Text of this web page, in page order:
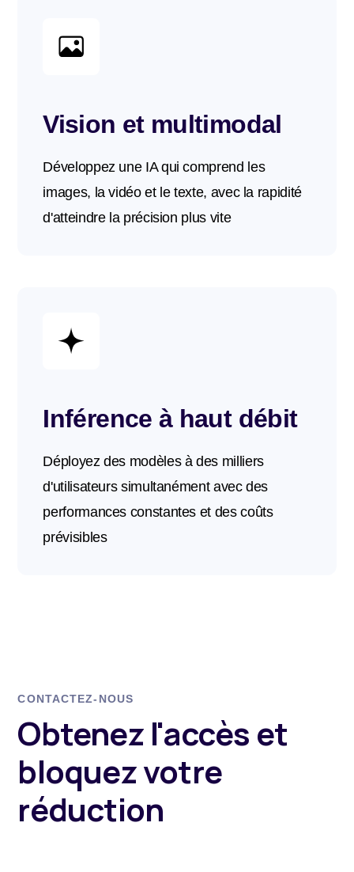
Vision et multimodal
Développez une IA qui comprend les
images, la vidéo et le texte, avec la rapidité
d'atteindre la précision plus vite
Inférence à haut débit
Déployez des modèles à des milliers
d'utilisateurs simultanément avec des
performances constantes et des coûts
prévisibles
CONTACTEZ-NOUS
Obtenez l'accès et
bloquez votre
réduction